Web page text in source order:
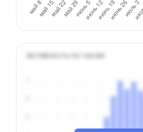
Активность по часам